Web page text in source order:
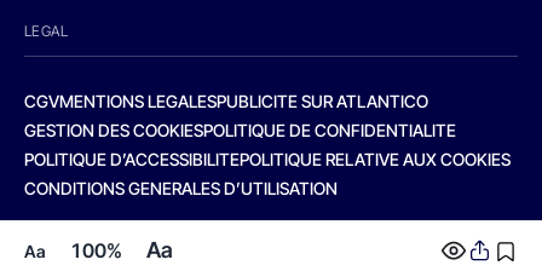
Aa 100% Aa
LEGAL
CGVMENTIONS LEGALESPUBLICITE SUR ATLANTICO
GESTION DES COOKIESPOLITIQUE DE CONFIDENTIALITE
POLITIQUE D’ACCESSIBILITEPOLITIQUE RELATIVE AUX COOKIES
CONDITIONS GENERALES D’UTILISATION